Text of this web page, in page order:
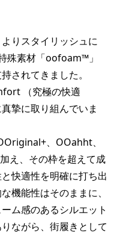
式アプリ
アプリで！
りスタイリッシュに
殊素材「oofoam™」
されてきました。
（究極の快適
摯に取り組んでいま
、OOahht、
え、その枠を超えて成
快適性を明確に打ち出
機能性はそのままに、
ム感のあるシルエット
ながら、街履きとして